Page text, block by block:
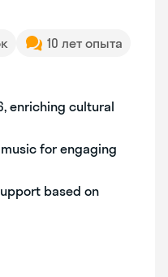
10 лет опыта
enriching cultural
for engaging
based on